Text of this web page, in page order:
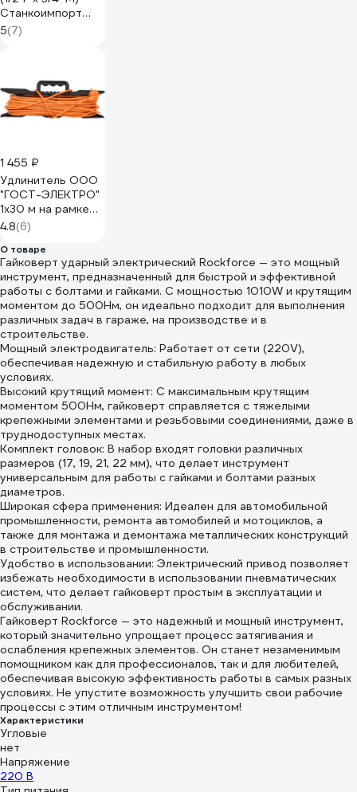
Станкоимпорт
CS-12.40.34
5(7)
1 455 ₽
Удлинитель ООО
"ГОСТ-ЭЛЕКТРО"
1x30 м на рамке
ПВС 2x1,0
Меркурий УП6-159
"МРК" 330222
4.8(6)
О товаре
Гайковерт ударный электрический Rockforce — это мощный
инструмент, предназначенный для быстрой и эффективной
работы с болтами и гайками. С мощностью 1010W и крутящим
моментом до 500Нм, он идеально подходит для выполнения
различных задач в гараже, на производстве и в
строительстве.
Мощный электродвигатель: Работает от сети (220V),
обеспечивая надежную и стабильную работу в любых
условиях.
Высокий крутящий момент: С максимальным крутящим
моментом 500Нм, гайковерт справляется с тяжелыми
крепежными элементами и резьбовыми соединениями, даже в
труднодоступных местах.
Комплект головок: В набор входят головки различных
размеров (17, 19, 21, 22 мм), что делает инструмент
универсальным для работы с гайками и болтами разных
диаметров.
Широкая сфера применения: Идеален для автомобильной
промышленности, ремонта автомобилей и мотоциклов, а
также для монтажа и демонтажа металлических конструкций
в строительстве и промышленности.
Удобство в использовании: Электрический привод позволяет
избежать необходимости в использовании пневматических
систем, что делает гайковерт простым в эксплуатации и
обслуживании.
Гайковерт Rockforce — это надежный и мощный инструмент,
который значительно упрощает процесс затягивания и
ослабления крепежных элементов. Он станет незаменимым
помощником как для профессионалов, так и для любителей,
обеспечивая высокую эффективность работы в самых разных
условиях. Не упустите возможность улучшить свои рабочие
процессы с этим отличным инструментом!
Характеристики
Угловые
нет
Напряжение
220 В